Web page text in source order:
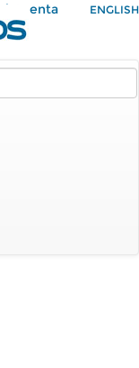
Mi Cuenta ENGLISH